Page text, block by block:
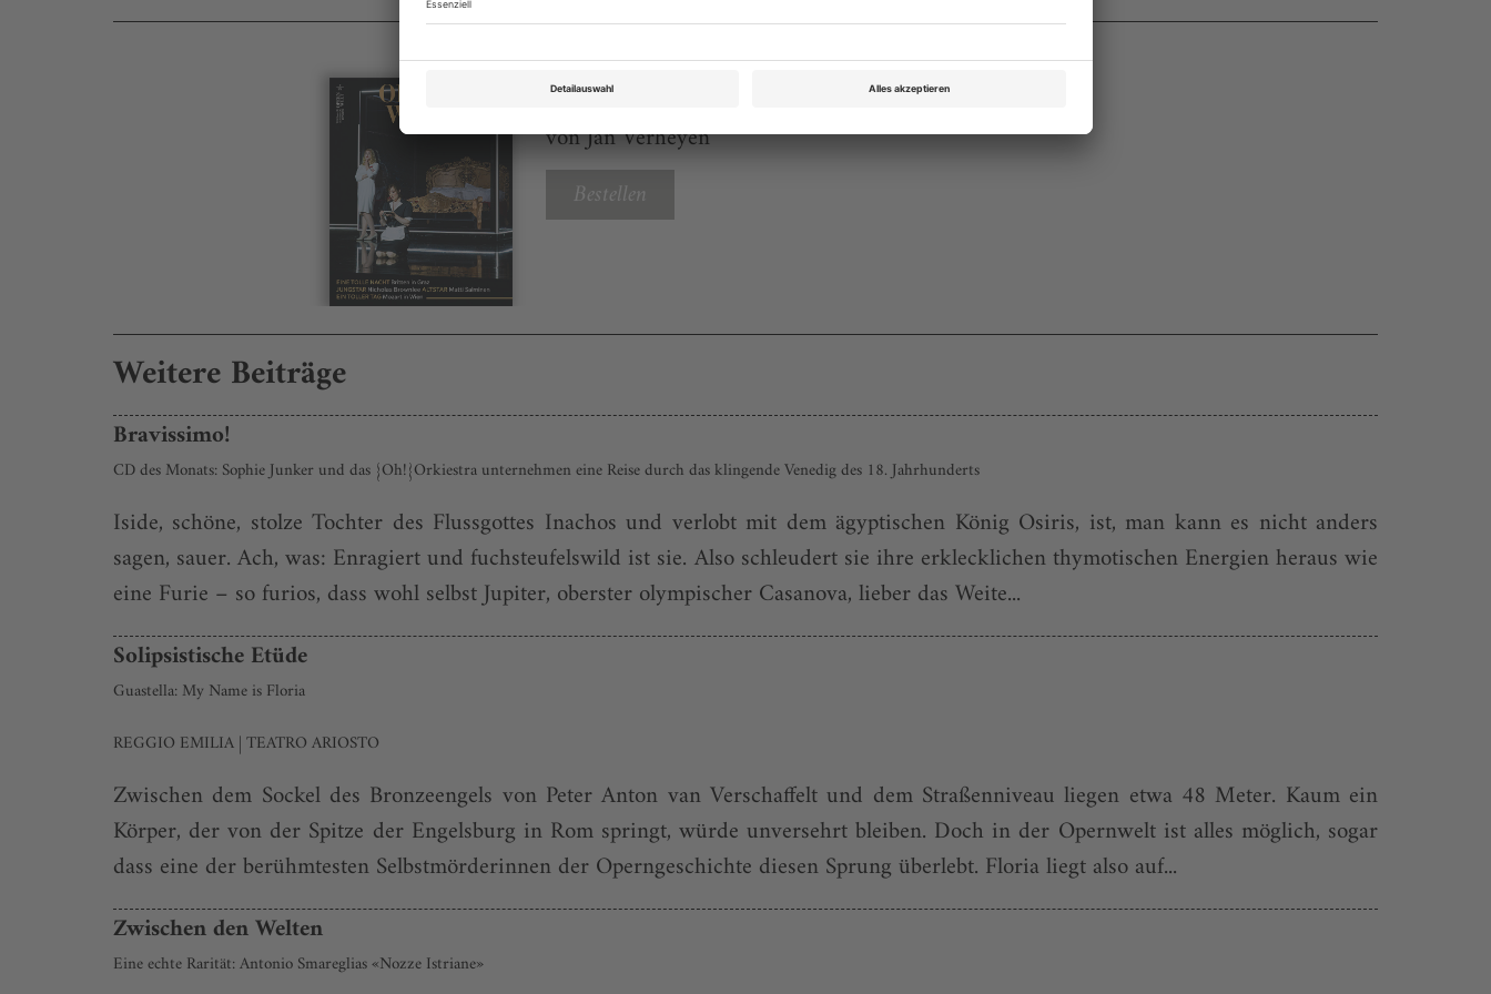
Opernwelt Juli 2025
von Jan Verheyen
Bestellen
Weitere Beiträge
Bravissimo!
CD des Monats: Sophie Junker und das {Oh!}Orkiestra unternehmen eine Reise durch das klingende Venedig des 18. Jahrhunderts
Iside, schöne, stolze Tochter des Flussgottes Inachos und verlobt mit dem ägyptischen König Osiris, ist, man kann es nicht anders
sagen, sauer. Ach, was: Enragiert und fuchsteufelswild ist sie. Also schleudert sie ihre erklecklichen thymotischen Energien heraus wie
eine Furie – so furios, dass wohl selbst Jupiter, oberster olympischer Casanova, lieber das Weite...
Solipsistische Etüde
Guastella: My Name is Floria
REGGIO EMILIA | TEATRO ARIOSTO
Zwischen dem Sockel des Bronzeengels von Peter Anton van Verschaffelt und dem Straßenniveau liegen etwa 48 Meter. Kaum ein
Körper, der von der Spitze der Engelsburg in Rom springt, würde unversehrt bleiben. Doch in der Opernwelt ist alles möglich, sogar
dass eine der berühmtesten Selbstmörderinnen der Operngeschichte diesen Sprung überlebt. Floria liegt also auf...
Zwischen den Welten
Eine echte Rarität: Antonio Smareglias «Nozze Istriane»